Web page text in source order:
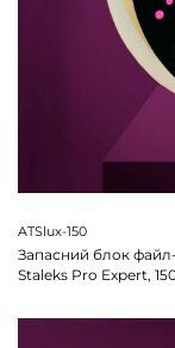
ATSlux-150
Запасний блок
Staleks Pro Expert,